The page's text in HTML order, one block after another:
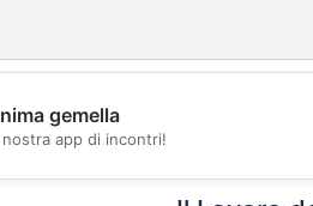
💕
gemella
app di incontri!